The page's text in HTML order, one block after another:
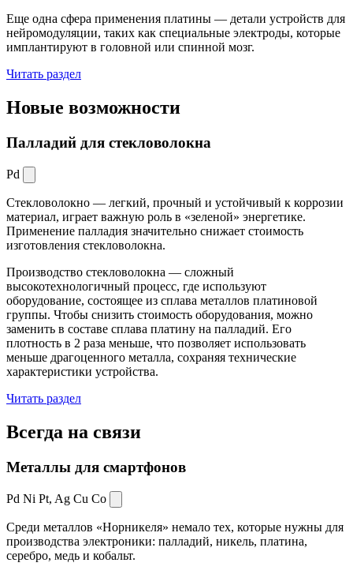
Еще одна сфера применения платины — детали устройств для
нейромодуляции, таких как специальные электроды, которые
имплантируют в головной или спинной мозг.
Читать раздел
Новые возможности
Палладий для стекловолокна
Pd
Стекловолокно — легкий, прочный и устойчивый к коррозии
материал, играет важную роль в «зеленой» энергетике.
Применение палладия значительно снижает стоимость
изготовления стекловолокна.
Производство стекловолокна — сложный
высокотехнологичный процесс, где используют
оборудование, состоящее из сплава металлов платиновой
группы. Чтобы снизить стоимость оборудования, можно
заменить в составе сплава платину на палладий. Его
плотность в 2 раза меньше, что позволяет использовать
меньше драгоценного металла, сохраняя технические
характеристики устройства.
Читать раздел
Всегда на связи
Металлы для смартфонов
Pd Ni Pt, Ag Cu Co
Среди металлов «Норникеля» немало тех, которые нужны для
производства электроники: палладий, никель, платина,
серебро, медь и кобальт.